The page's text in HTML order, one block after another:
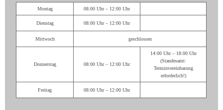
Montag 08:00 Uhr – 12:00 Uhr
Dienstag 08:00 Uhr – 12:00 Uhr
Mittwoch geschlossen
Donnerstag 08:00 Uhr – 12:00 Uhr
14:00 Uhr – 18:00 Uhr
(Standesamt:
Terminvereinbarung
erforderlich!)
Freitag 08:00 Uhr – 12:00 Uhr